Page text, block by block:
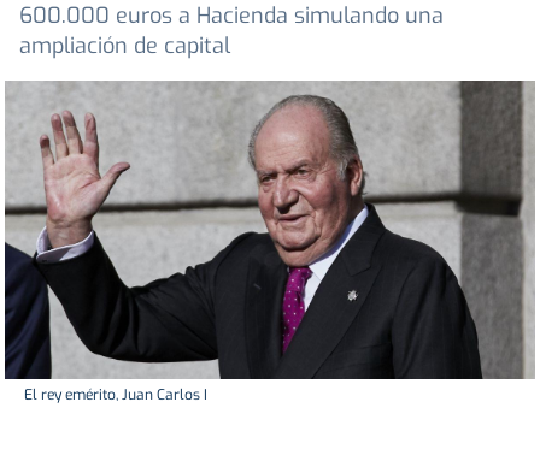
600.000 euros a Hacienda simulando una
ampliación de capital
El rey emérito, Juan Carlos I